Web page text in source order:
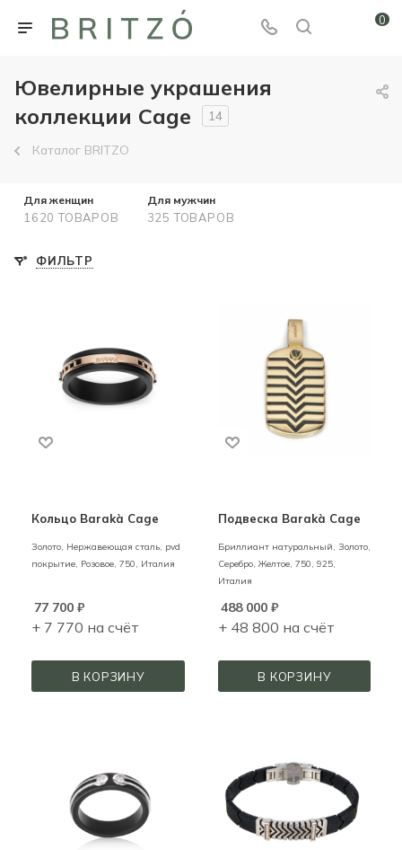
0
Ювелирные украшения
коллекции Cage
14
Каталог BRITZO
Для женщин
1620 ТОВАРОВ
Для мужчин
325 ТОВАРОВ
ФИЛЬТР
Кольцо Barakà Cage
Золото, Нержавеющая сталь, pvd
покрытие, Розовое, 750, Италия
77 700 ₽
+ 7 770 на счёт
В КОРЗИНУ
Подвеска Barakà Cage
Бриллиант натуральный, Золото,
Серебро, Желтое, 750, 925,
Италия
488 000₽
+ 48 800 на счёт
В КОРЗИНУ